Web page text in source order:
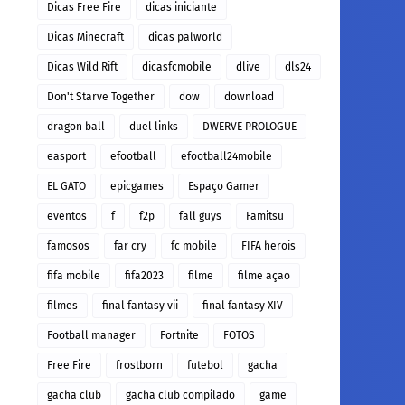
Dicas Free Fire dicas iniciante
Dicas Minecraft dicas palworld
Dicas Wild Rift dicasfcmobile dlive dls24
Don't Starve Together dow download
dragon ball duel links DWERVE PROLOGUE
easport efootball efootball24mobile
EL GATO epicgames Espaço Gamer
eventos f f2p fall guys Famitsu
famosos far cry fc mobile FIFA herois
fifa mobile fifa2023 filme filme açao
filmes final fantasy vii final fantasy XIV
Football manager Fortnite FOTOS
Free Fire frostborn futebol gacha
gacha club gacha club compilado game